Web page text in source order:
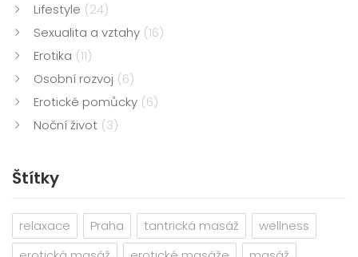
Lifestyle (24)
Sexualita a vztahy (16)
Erotika (11)
Osobní rozvoj (6)
Erotické pomůcky (6)
Noční život (3)
Štítky
relaxace Praha tantrická masáž
wellness